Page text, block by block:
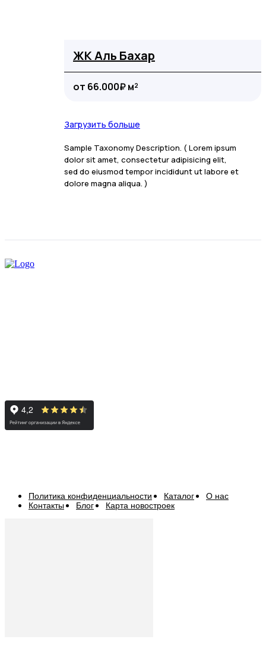
ЖК Аль Бахар
от 66.000₽ м²
Загрузить больше
Sample Taxonomy Description. ( Lorem ipsum
dolor sit amet, consectetur adipisicing elit,
sed do eiusmod tempor incididunt ut labore et
dolore magna aliqua. )
Политика конфиденциальности Каталог
О нас
Контакты
Блог Карта новостроек